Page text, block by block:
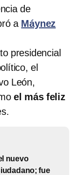
de
a Máynez
presidencial
el
León,
el más feliz
nuevo
fue